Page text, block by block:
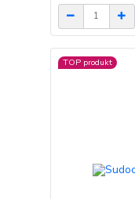
TOP produkt